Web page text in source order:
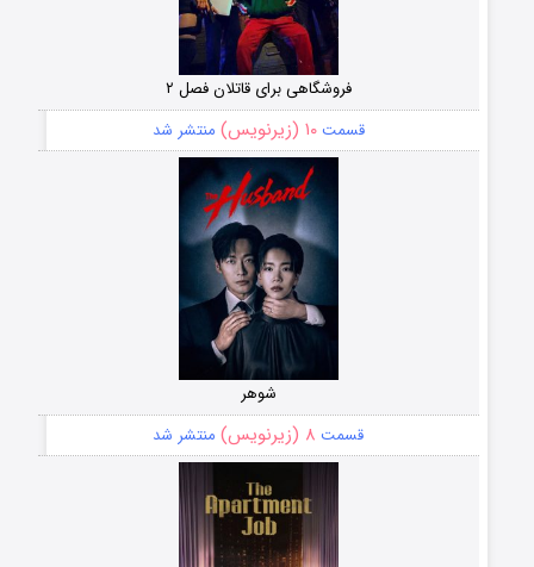
فروشگاهی برای قاتلان فصل ۲
قسمت۱۰ (زیرنویس) منتشر شد
شوهر
قسمت ۸ (زیرنویس) منتشر شد